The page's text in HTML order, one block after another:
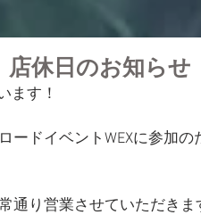
休日のお知らせ
ます！
ードイベントWEXに参加
通り営業させていただき